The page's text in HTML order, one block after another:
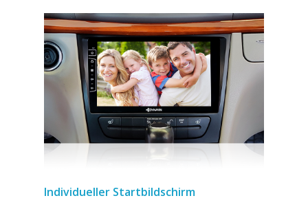
Individueller Startbildschirm